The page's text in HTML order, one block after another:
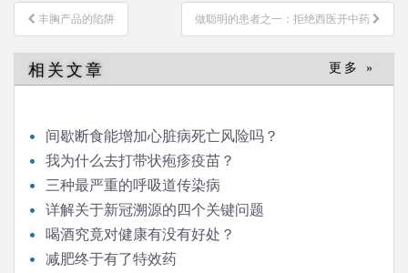
文
章
导
航
丰胸产品的陷阱 做聪明的患者之一：拒绝西医开中药
相关文章 更多 »
间歇断食能增加心脏病死亡风险吗？
我为什么去打带状疱疹疫苗？
三种最严重的呼吸道传染病
详解关于新冠溯源的四个关键问题
喝酒究竟对健康有没有好处？
减肥终于有了特效药